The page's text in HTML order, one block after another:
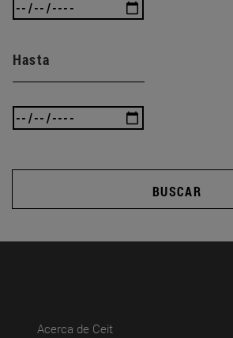
Hasta
BUSCAR
Acerca de Ceit(abre en nueva ventana)